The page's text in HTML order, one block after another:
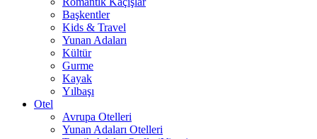
Başkentler
Kids & Travel
Yunan Adaları
Kültür
Gurme
Kayak
Yılbaşı
Otel
Avrupa Otelleri
Yunan Adaları Otelleri